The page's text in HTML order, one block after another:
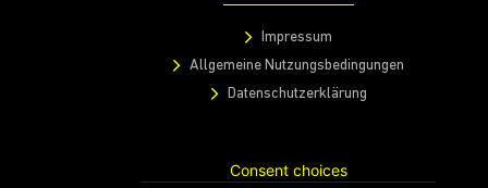
Impressum
Allgemeine Nutzungsbedingungen
Datenschutzerklärung
Consent choices